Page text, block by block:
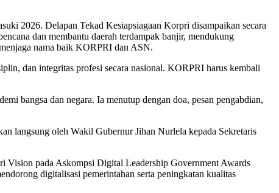
2026. Delapan Tekad Kesiapsiagaan Korpri disampaikan secara
dan membantu daerah terdampak banjir, mendukung
nama baik KORPRI dan ASN.
dan integritas profesi secara nasional. KORPRI harus kembali
bangsa dan negara. Ia menutup dengan doa, pesan pengabdian,
langsung oleh Wakil Gubernur Jihan Nurlela kepada Sekretaris
Vision pada Askompsi Digital Leadership Government Awards
digitalisasi pemerintahan serta peningkatan kualitas